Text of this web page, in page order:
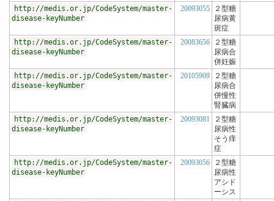
http://medis.or.jp/CodeSystem/master-
disease-keyNumber
20093055
２型糖
尿病黄
斑症
http://medis.or.jp/CodeSystem/master-
disease-keyNumber
20083656
２型糖
尿病合
併妊娠
http://medis.or.jp/CodeSystem/master-
disease-keyNumber
20105909
２型糖
尿病合
併慢性
腎臓病
http://medis.or.jp/CodeSystem/master-
disease-keyNumber
20093081
２型糖
尿病性
そう痒
症
http://medis.or.jp/CodeSystem/master-
disease-keyNumber
20093056
２型糖
尿病性
アシド
ーシス